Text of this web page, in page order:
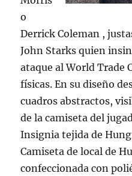
o
Derrick Coleman ,
John Starks quien
ataque al World Trade
físicas. En su diseño
cuadros abstractos,
de la camiseta del
Insignia tejida de
Camiseta de local de
confeccionada con